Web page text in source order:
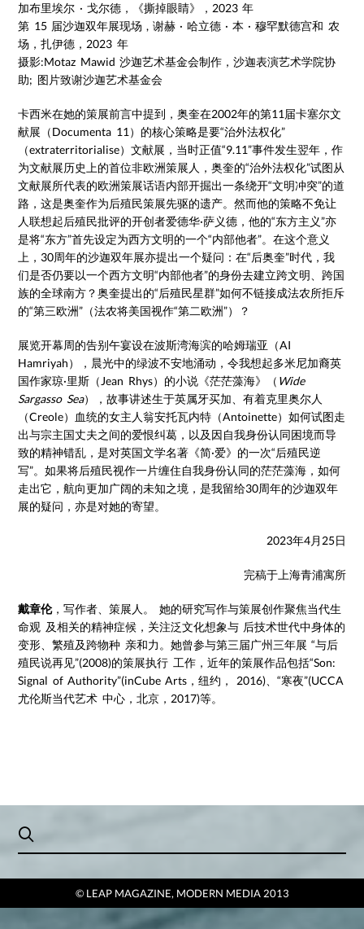
加布里埃尔 · 戈尔德，《撕掉眼睛》，2023 年
第 15 届沙迦双年展现场 , 谢赫 · 哈立德 · 本 · 穆罕默德宫和 农
场，扎伊德，2023 年
摄影:Motaz Mawid 沙迦艺术基金会制作，沙迦表演艺术学院协
助; 图片致谢沙迦艺术基金会
卡西米在她的策展前言中提到，奥奎在2002年的第11届卡塞尔文
献展（Documenta 11）的核心策略是要“治外法权化”
（extraterritorialise）文献展，当时正值“9.11”事件发生翌年，作
为文献展历史上的首位非欧洲策展人，奥奎的“治外法权化”试图从
文献展所代表的欧洲策展话语内部开掘出一条绕开“文明冲突”的道
路，这是奥奎作为后殖民策展先驱的遗产。然而他的策略不免让
人联想起后殖民批评的开创者爱德华·萨义德，他的“东方主义”亦
是将“东方”首先设定为西方文明的一个“内部他者”。在这个意义
上，30周年的沙迦双年展亦提出一个疑问：在“后奥奎”时代，我
们是否仍要以一个西方文明“内部他者”的身份去建立跨文明、跨国
族的全球南方？奥奎提出的“后殖民星群”如何不链接成法农所拒斥
的“第三欧洲”（法农将美国视作“第二欧洲”）？
展览开幕周的告别午宴设在波斯湾海滨的哈姆瑞亚（AI
Hamriyah），晨光中的绿波不安地涌动，令我想起多米尼加裔英
国作家琼·里斯（Jean Rhys）的小说《茫茫藻海》（ Wide
Sargasso Sea），故事讲述生于英属牙买加、有着克里奥尔人
（Creole）血统的女主人翁安托瓦内特（Antoinette）如何试图走
出与宗主国丈夫之间的爱恨纠葛，以及因自我身份认同困境而导
致的精神错乱，是对英国文学名著《简·爱》的一次“后殖民逆
写”。如果将后殖民视作一片缠住自我身份认同的茫茫藻海，如何
走出它，航向更加广阔的未知之境，是我留给30周年的沙迦双年
展的疑问，亦是对她的寄望。
2023年4月25日
完稿于上海青浦寓所
戴章伦，写作者、策展人。 她的研究写作与策展创作聚焦当代生
命观 及相关的精神症候，关注泛文化想象与 后技术世代中身体的
变形、繁殖及跨物种 亲和力。她曾参与第三届广州三年展 “与后
殖民说再见”(2008)的策展执行 工作，近年的策展作品包括“Son:
Signal of Authority”(inCube Arts，纽约， 2016)、“寒夜”(UCCA
尤伦斯当代艺术 中心，北京，2017)等。
© LEAP MAGAZINE, MODERN MEDIA 2013